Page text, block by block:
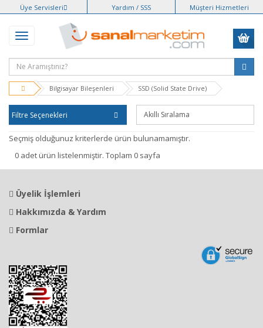
Üye Servisleri Yardım / SSS Müşteri Hizmetleri
Bilgisayar Bileşenleri SSD (Solid State Drive)
Filtre Seçenekleri
Seçmiş olduğunuz kriterlerde ürün bulunamamıştır.
0 adet ürün listelenmiştir. Toplam 0 sayfa
Üyelik İşlemleri
Hakkımızda & Yardım
Formlar